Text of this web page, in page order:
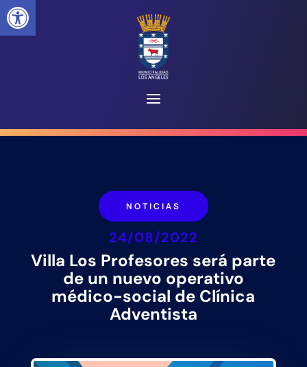
NOTICIAS
24/08/2022
Villa Los Profesores será parte
de un nuevo operativo
médico-social de Clínica
Adventista